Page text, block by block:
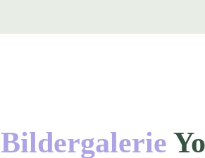
Bildergalerie